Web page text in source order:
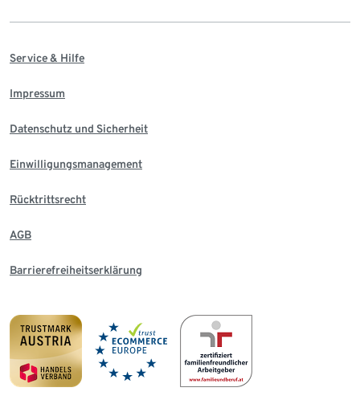
Service & Hilfe
Impressum
Datenschutz und Sicherheit
Einwilligungsmanagement
Rücktrittsrecht
AGB
Barrierefreiheitserklärung